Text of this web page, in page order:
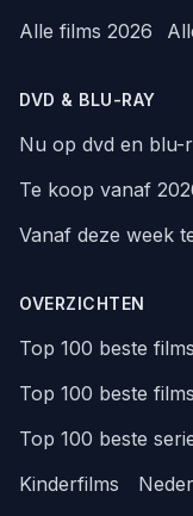
Alle films 2026
DVD & BLU-RAY
Nu op dvd en blu-
Te koop vanaf
Vanaf deze week
OVERZICHTEN
Top 100 beste
Top 100 beste
Top 100 beste
Kinderfilms